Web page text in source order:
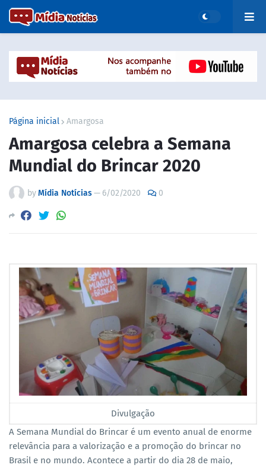
Página inicial Amargosa
Amargosa celebra a Semana
Mundial do Brincar 2020
byMídia Notícias— 6/02/2020 0
Divulgação
A Semana Mundial do Brincar é um evento anual de enorme
relevância para a valorização e a promoção do brincar no
Brasil e no mundo. Acontece a partir do dia 28 de maio,